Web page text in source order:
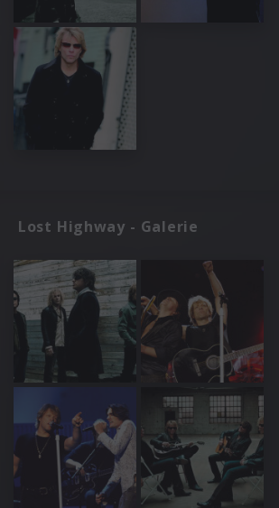
Lost Highway - Galerie